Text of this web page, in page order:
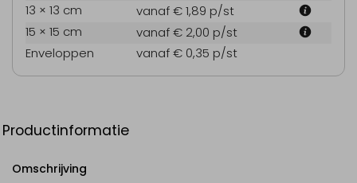
13 × 13 cm
vanaf € 1,89 p/st
15 × 15 cm
vanaf € 2,00 p/st
Enveloppen
vanaf € 0,35 p/st
Productinformatie
Omschrijving